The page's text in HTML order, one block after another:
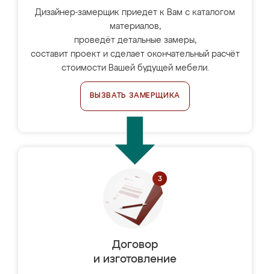
Дизайнер-замерщик приедет к Вам с каталогом
материалов,
проведёт детальные замеры,
составит проект и сделает окончательный расчёт
стоимости Вашей будущей мебели.
ВЫЗВАТЬ ЗАМЕРЩИКА
Договор
и изготовление